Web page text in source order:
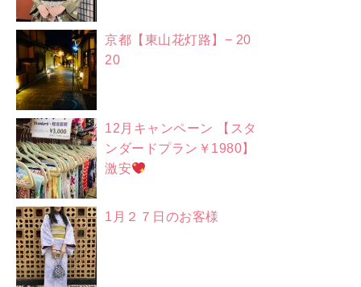
京都【東山花灯路】− 20
20
12月キャンペーン 【スタ
ンダードプラン￥1980】
激安
1月２７日のお客様